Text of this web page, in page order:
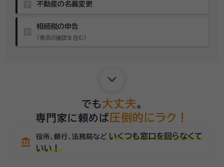
不動産の名義変更
相続税の申告
（要否の確認を含む）
keyboard_arrow_down
でも 大丈夫。
専門家に頼めば圧倒的にラク！
account_balance 役所、銀行、法務局など いくつも窓口を回らなくて
いい！